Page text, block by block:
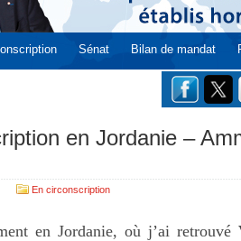
Sénat Bilan de mandat
en Jordanie –
En circonscription
en Jordanie, où j’ai retrouvé